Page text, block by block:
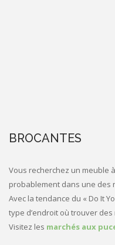
BROCANTES
Vous recherchez un meuble
probablement dans une des
Avec la tendance du « Do It
type d’endroit où trouver
Visitez les marchés aux